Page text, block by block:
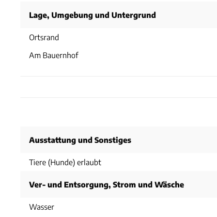
Lage, Umgebung und Untergrund
Ortsrand
Am Bauernhof
Ausstattung und Sonstiges
Tiere (Hunde) erlaubt
Ver- und Entsorgung, Strom und Wäsche
Wasser